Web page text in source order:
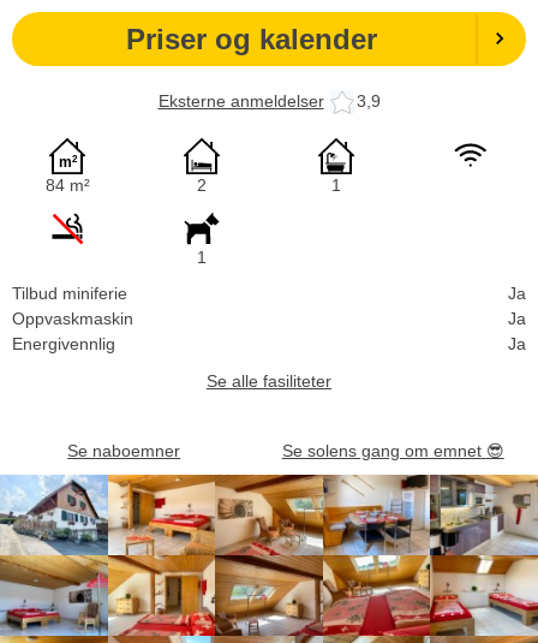
Priser og kalender
Eksterne anmeldelser 3,9
84 m² 2 1
1
Tilbud miniferie
Ja
Oppvaskmaskin
Ja
Energivennlig
Ja
Se alle fasiliteter
Se naboemner Se solens gang om emnet 😎